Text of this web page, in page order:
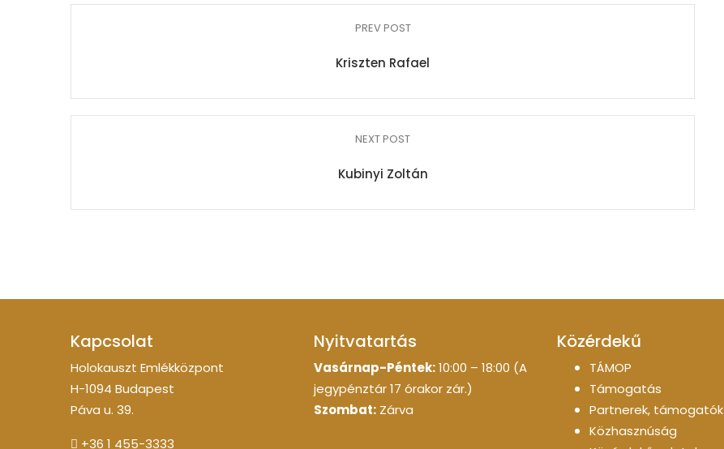
PREV POST
Kriszten Rafael
NEXT POST
Kubinyi Zoltán
Kapcsolat
Holokauszt Emlékközpont
H-1094 Budapest
Páva u. 39.
+36 1 455-3333
Nyitvatartás
Vasárnap-Péntek:10:00 – 18:00 (A
jegypénztár 17 órakor zár.)
Szombat: Zárva
Közérdekű
TÁMOP
Támogatás
Partnerek, támogatók
Közhasznúság